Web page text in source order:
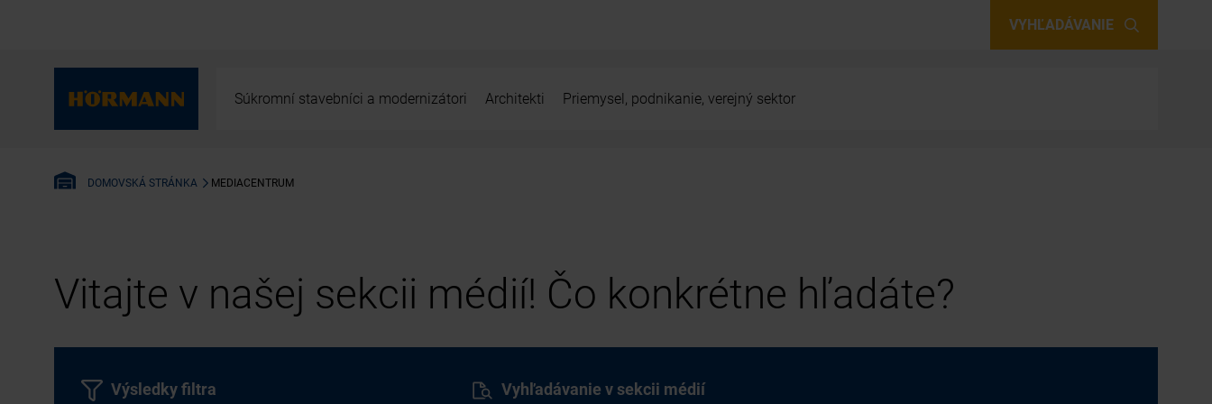
VYHĽADÁVANIE
Súkromní stavebníci a modernizátori Architekti Priemysel, podnikanie, verejný sektor
DOMOVSKÁ STRÁNKA MEDIACENTRUM
Vitajte v našej sekcii médií! Čo konkrétne hľadáte?
Vyhľadávanie v sekcii médií
Výsledky filtra